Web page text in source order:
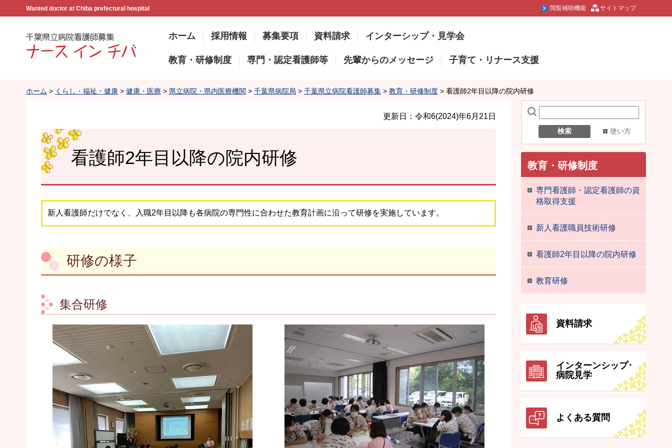
Wanted doctor at Chiba prefectural hospital 閲覧補助機能 サイトマップ
ホーム 採用情報 募集要項 資料請求 インターシップ・見学会
教育・研修制度 専門・認定看護師等 先輩からのメッセージ 子育て・リナース支援
ホーム > くらし・福祉・健康 > 健康・医療 > 県立病院・県内医療機関 > 千葉県病院局 > 千葉県立病院看護師募集 > 教育・研修制度 > 看護師2年目以降の院内研修
更新日：令和6(2024)年6月21日
看護師2年目以降の院内研修
新人看護師だけでなく、入職2年目以降も各病院の専門性に合わせた教育計画に沿って研修を実施しています。
研修の様子
集合研修
使い方
教育・研修制度
専門看護師・認定看護師の資
格取得支援
新人看護職員技術研修
看護師2年目以降の院内研修
教育研修
資料請求
インターンシップ･
病院見学
よくある質問